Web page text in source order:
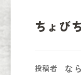
ちょび
投稿者 な